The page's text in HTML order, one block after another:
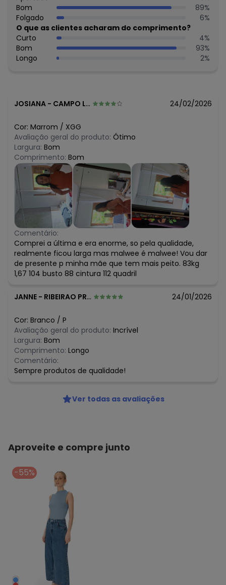
março/2026 N/D*
fevereiro/2026 N/D*
Bom
89%
Folgado
6%
O que as clientes acharam do comprimento?
Curto
4%
Bom
93%
Longo
2%
JOSIANA - CAMPO LIMPO PAULISTA - SP 24/02/2026
Cor: Marrom / XGG
Avaliação geral do produto: Ótimo
Largura: Bom
Comprimento: Bom
Comentário:
Comprei a última e era enorme, so pela qualidade,
realmente ficou larga mas malwee é malwee! Vou dar
de presente p minha mãe que tem mais peito. 83kg
1,67 104 busto 88 cintura 112 quadril
JANNE - RIBEIRAO PRETO - SP 24/01/2026
Cor: Branco / P
Avaliação geral do produto: Incrível
Largura: Bom
Comprimento: Longo
Comentário:
Sempre produtos de qualidade!
Ver todas as avaliações
Aproveite e compre junto
-55%